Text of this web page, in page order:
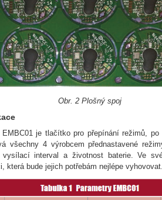
Obr. 2 Plošný spoj
EMBC01 je tlačítko pro přepínání režimů,
všechny 4 výrobcem přednastavené
vysílací interval a životnost baterie. Ve
která bude jejich potřebám nejlépe